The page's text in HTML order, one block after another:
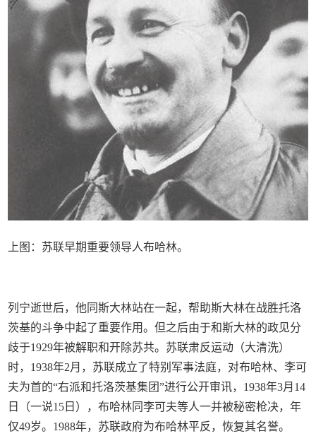
上图：苏联早期重要领导人布哈林。
列宁逝世后，他同斯大林站在一起，帮助斯大林在战胜托洛
茨基的斗争中起了重要作用。但之后由于和斯大林的政见分
歧于1929年被解职和开除苏共。苏联肃反运动（大清洗）
时，1938年2月，苏联成立了特别军事法庭，对布哈林、李可
夫为首的“右派和托洛茨基集团”进行公开审讯，1938年3月14
日（一说15日），布哈林同李可夫等人一并被秘密枪决，年
仅49岁。1988年，苏联政府为布哈林平反，恢复其名誉。